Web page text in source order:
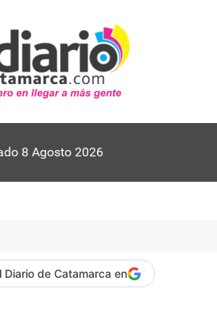
8 Agosto 2026
Diario de Catamarca en